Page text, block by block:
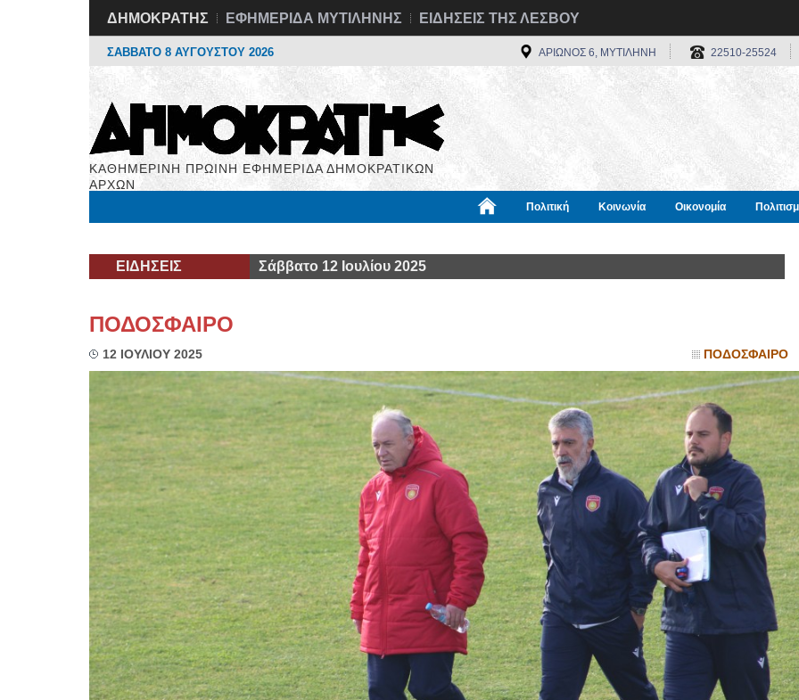
ΔΗΜΟΚΡΑΤΗΣ ΕΦΗΜΕΡΙΔΑ ΜΥΤΙΛΗΝΗΣ ΕΙΔΗΣΕΙΣ ΤΗΣ ΛΕΣΒΟΥ
ΣΑΒΒΑΤΟ 8 ΑΥΓΟΥΣΤΟΥ 2026 ΑΡΙΩΝΟΣ 6, ΜΥΤΙΛΗΝΗ 22510-25524
ΚΑΘΗΜΕΡΙΝΗ ΠΡΩΙΝΗ ΕΦΗΜΕΡΙΔΑ ΔΗΜΟΚΡΑΤΙΚΩΝ
ΑΡΧΩΝ
Πολιτική Κοινωνία Οικονομία
ΕΙΔΗΣΕΙΣ Σάββατο 12 Ιουλίου 2025
ΠΟΔΟΣΦΑΙΡΟ
12 ΙΟΥΛΙΟΥ 2025 ΠΟΔΟΣΦΑΙΡΟ